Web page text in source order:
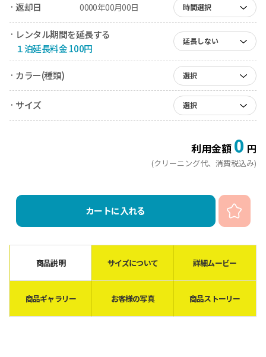
· 返却日 0000年00月00日 時間選択
· レンタル期間を延長する
１泊延長料金 100円
延長しない
· カラー(種類) 選択
· サイズ 選択
利用金額 0 円
(クリーニング代、消費税込み)
カートに入れる
商品説明 サイズについて 詳細ムービー
商品ギャラリー お客様の写真 商品ストーリー